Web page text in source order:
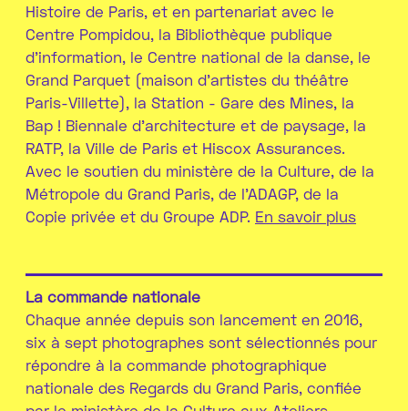
Histoire de Paris, et en partenariat avec le
Centre Pompidou, la Bibliothèque publique
d’information, le Centre national de la danse, le
Grand Parquet (maison d’artistes du théâtre
Paris-Villette), la Station - Gare des Mines, la
Bap ! Biennale d’architecture et de paysage, la
RATP, la Ville de Paris et Hiscox Assurances.
Avec le soutien du ministère de la Culture, de la
Métropole du Grand Paris, de l’ADAGP, de la
Copie privée et du Groupe ADP. En savoir plus
La commande nationale
Chaque année depuis son lancement en 2016,
six à sept photographes sont sélectionnés pour
répondre à la commande photographique
nationale des Regards du Grand Paris, confiée